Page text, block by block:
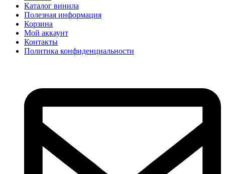
Каталог винила
Полезная информация
Корзина
Мой аккаунт
Контакты
Политика конфиденциальности